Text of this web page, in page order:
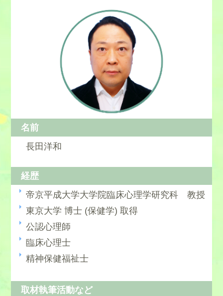
名前
長田洋和
経歴
帝京平成大学大学院臨床心理学研究科 教授
東京大学 博士 (保健学) 取得
公認心理師
臨床心理士
精神保健福祉士
取材執筆活動など